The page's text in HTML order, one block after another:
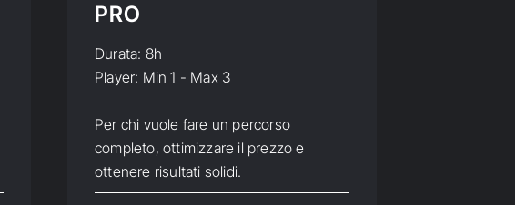
PRO
Durata: 8h
Player: Min 1 - Max 3
Per chi vuole fare un percorso
completo, ottimizzare il prezzo e
ottenere risultati solidi.